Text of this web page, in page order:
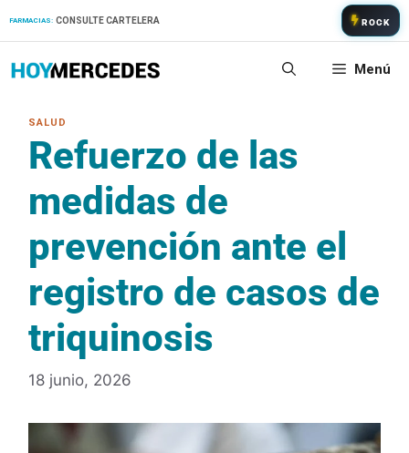
FARMACIAS: CONSULTE CARTELERA ROCK
Menú
Refuerzo de las
medidas de
prevención ante el
registro de casos de
triquinosis
18 junio, 2026